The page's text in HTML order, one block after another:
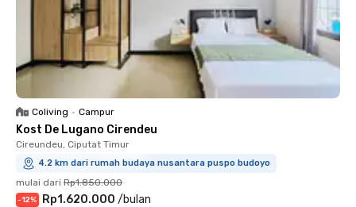
Coliving • Campur
Kost De Lugano Cirendeu
Cireundeu, Ciputat Timur
4.2 km dari rumah budaya nusantara puspo budoyo
mulai dari Rp1.850.000
-12% Rp1.620.000 /bulan